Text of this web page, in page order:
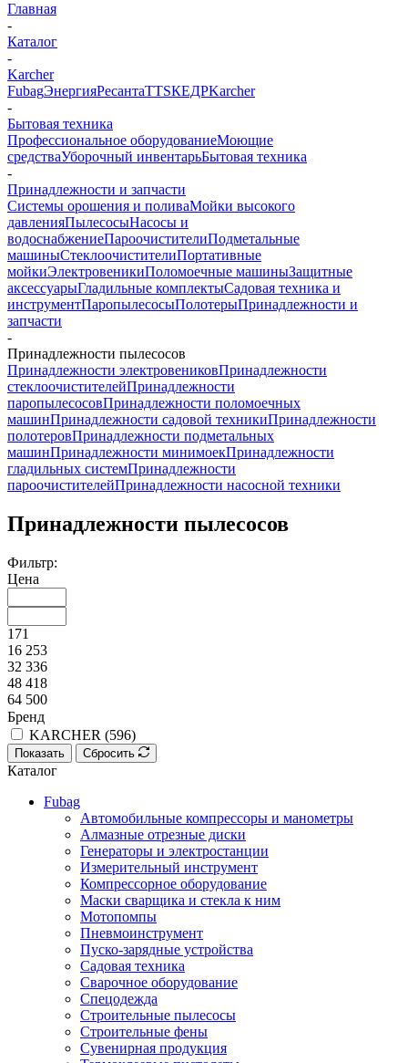
Главная
-
Каталог
-
Karcher
FubagЭнергияРесантаTTSКЕДРKarcher
-
Бытовая техника
Профессиональное оборудованиеМоющие
средстваУборочный инвентарьБытовая техника
-
Принадлежности и запчасти
Системы орошения и поливаМойки высокого
давленияПылесосыНасосы и
водоснабжениеПароочистителиПодметальные
машиныСтеклоочистителиПортативные
мойкиЭлектровеникиПоломоечные машиныЗащитные
аксессуарыГладильные комплектыСадовая техника и
инструментПаропылесосыПолотерыПринадлежности и
запчасти
-
Принадлежности пылесосов
Принадлежности электровениковПринадлежности
стеклоочистителейПринадлежности
паропылесосовПринадлежности поломоечных
машинПринадлежности садовой техникиПринадлежности
полотеровПринадлежности подметальных
машинПринадлежности минимоекПринадлежности
гладильных системПринадлежности
пароочистителейПринадлежности насосной техники
Принадлежности пылесосов
Фильтр:
Цена
171
16 253
32 336
48 418
64 500
Бренд
KARCHER (596)
Показать Сбросить
Каталог
Fubag
Автомобильные компрессоры и манометры
Алмазные отрезные диски
Генераторы и электростанции
Измерительный инструмент
Компрессорное оборудование
Маски сварщика и стекла к ним
Мотопомпы
Пневмоинструмент
Пуско-зарядные устройства
Садовая техника
Сварочное оборудование
Спецодежда
Строительные пылесосы
Строительные фены
Сувенирная продукция